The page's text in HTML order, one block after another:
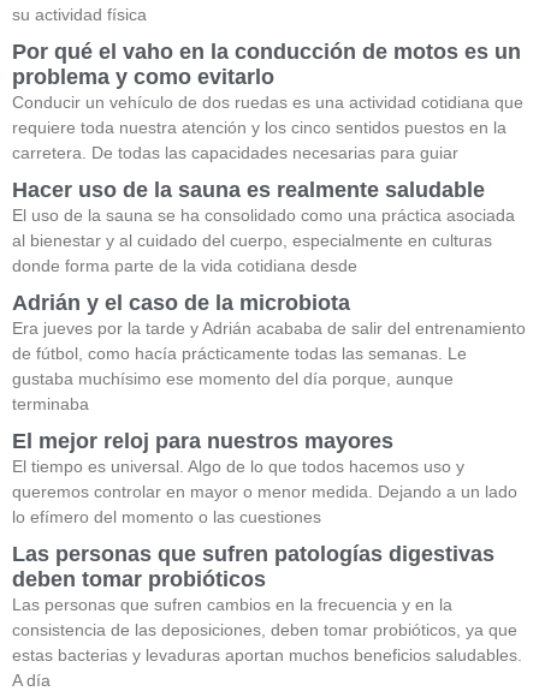
su actividad física
Por qué el vaho en la conducción de motos es un
problema y como evitarlo
Conducir un vehículo de dos ruedas es una actividad cotidiana que
requiere toda nuestra atención y los cinco sentidos puestos en la
carretera. De todas las capacidades necesarias para guiar
Hacer uso de la sauna es realmente saludable
El uso de la sauna se ha consolidado como una práctica asociada
al bienestar y al cuidado del cuerpo, especialmente en culturas
donde forma parte de la vida cotidiana desde
Adrián y el caso de la microbiota
Era jueves por la tarde y Adrián acababa de salir del entrenamiento
de fútbol, como hacía prácticamente todas las semanas. Le
gustaba muchísimo ese momento del día porque, aunque
terminaba
El mejor reloj para nuestros mayores
El tiempo es universal. Algo de lo que todos hacemos uso y
queremos controlar en mayor o menor medida. Dejando a un lado
lo efímero del momento o las cuestiones
Las personas que sufren patologías digestivas
deben tomar probióticos
Las personas que sufren cambios en la frecuencia y en la
consistencia de las deposiciones, deben tomar probióticos, ya que
estas bacterias y levaduras aportan muchos beneficios saludables.
A día